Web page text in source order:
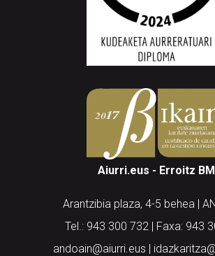
Aiurri.eus - Erroitz BM
Arantzibia plaza, 4-5 behea |
Tel.: 943 300 732 | Faxa: 943
andoain@aiurri.eus |